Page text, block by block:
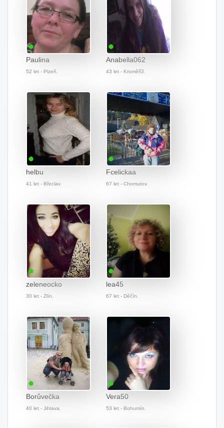
Paulina
52 let - Plzeň.
Anabella062
43 let - Kroměříž.
helbu
41 let - Břeclav.
Fcelickaa
67 let - Chomutov.
zeleneocko
30 let - Zlín.
lea45
67 let - Děčín.
Borůvečka
40 let - Jihlava.
Vera50
53 let - Bohumín.